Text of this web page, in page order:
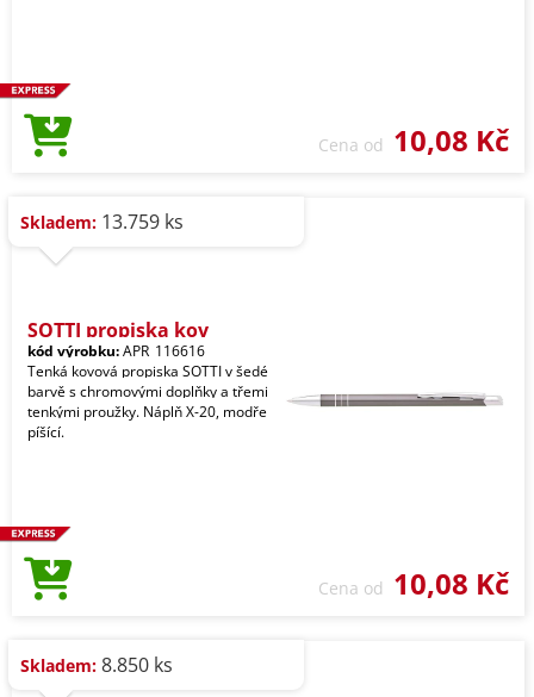
Cena od 10,08 Kč
Skladem: 13.759 ks
SOTTI propiska kov
kód výrobku:APR_116616
Tenká kovová propiska SOTTI v šedé
barvě s chromovými doplňky a třemi
tenkými proužky. Náplň X-20, modře
píšící.
Cena od 10,08 Kč
Skladem: 8.850 ks